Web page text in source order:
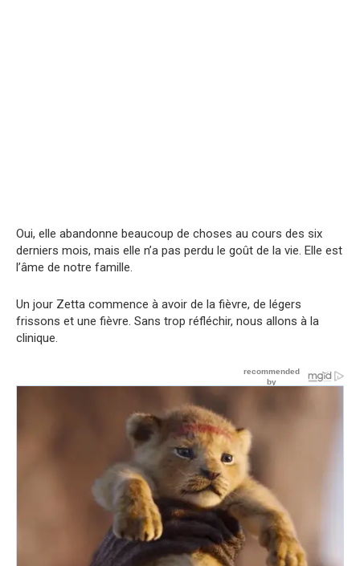
Oui, elle abandonne beaucoup de choses au cours des six
derniers mois, mais elle n’a pas perdu le goût de la vie. Elle est
l’âme de notre famille.
Un jour Zetta commence à avoir de la fièvre, de légers
frissons et une fièvre. Sans trop réfléchir, nous allons à la
clinique.